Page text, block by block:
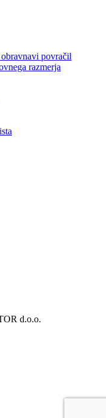
povračil
razmerja
d.o.o.